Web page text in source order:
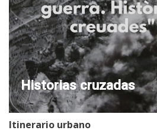
Historias cruzadas
Itinerario urbano